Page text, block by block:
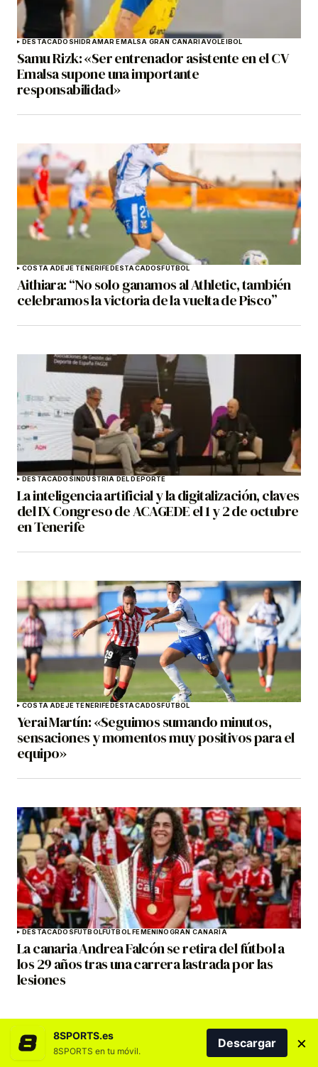
DESTACADOSHIDRAMAR EMALSA GRAN CANARIAVOLEIBOL
Samu Rizk: «Ser entrenador asistente en el CV
Emalsa supone una importante
responsabilidad»
COSTA ADEJE TENERIFEDESTACADOSFÚTBOL
Aithiara: “No solo ganamos al Athletic, también
celebramos la victoria de la vuelta de Pisco”
DESTACADOSINDUSTRIA DEL DEPORTE
La inteligencia artificial y la digitalización, claves
del IX Congreso de ACAGEDE el 1 y 2 de octubre
en Tenerife
COSTA ADEJE TENERIFEDESTACADOSFÚTBOL
Yerai Martín: «Seguimos sumando minutos,
sensaciones y momentos muy positivos para el
equipo»
DESTACADOSFÚTBOLFÚTBOL FEMENINOGRAN CANARIA
La canaria Andrea Falcón se retira del fútbol a
los 29 años tras una carrera lastrada por las
lesiones
8SPORTS.es
8SPORTS en tu móvil.
Descargar ×